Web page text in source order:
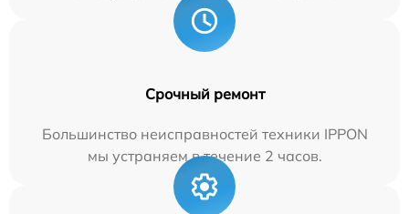
Срочный ремонт
Большинство неисправностей техники IPPON
мы устраняем в течение 2 часов.